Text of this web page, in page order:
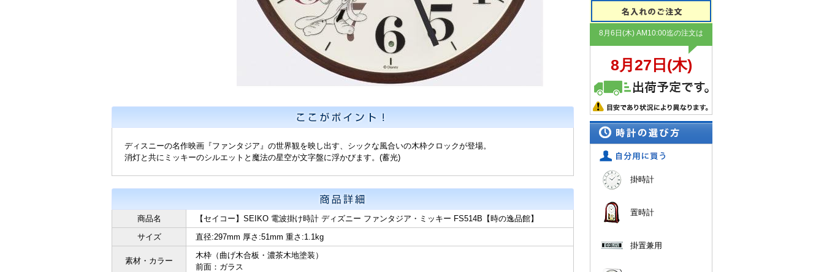
ディスニーの名作映画『ファンタジア』の世界観を映し出す、シックな風合いの木枠クロックが登場。
消灯と共にミッキーのシルエットと魔法の星空が文字盤に浮かびます。(蓄光)
商品名
【セイコー】SEIKO 電波掛け時計 ディズニー ファンタジア・ミッキー FS514B【時の逸品館】
サイズ
直径:297mm 厚さ:51mm 重さ:1.1kg
素材・カラー
木枠（曲げ木合板・濃茶木地塗装）
前面：ガラス
掛時計
置時計
掛置兼用